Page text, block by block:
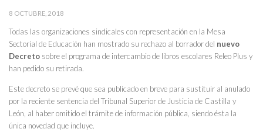
8 OCTUBRE, 2018
Todas las organizaciones sindicales con representación en la Mesa
Sectorial de Educación han mostrado su rechazo al borrador del nuevo
Decreto sobre el programa de intercambio de libros escolares Releo Plus y
han pedido su retirada.
Este decreto se prevé que sea publicado en breve para sustituir al anulado
por la reciente sentencia del Tribunal Superior de Justicia de Castilla y
León, al haber omitido el trámite de información pública, siendo ésta la
única novedad que incluye.